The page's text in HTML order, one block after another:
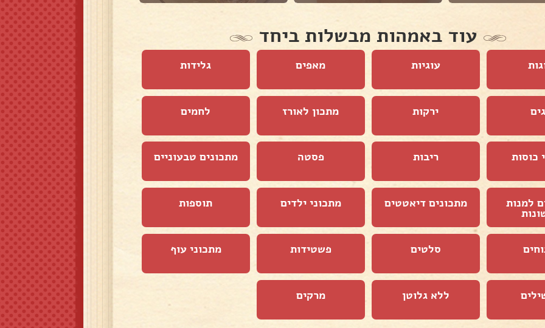
עוד באמהות מבשלות ביחד
עוגיות מאפים גלידות
ירקות מתכון לאורז לחמים
כוסות ריבות פסטה מתכונים טבעוניים
למנות מתכונים דיאטטים מתכוני ילדים תוספות
סלטים פשטידות מתכוני עוף
ללא גלוטן מרקים